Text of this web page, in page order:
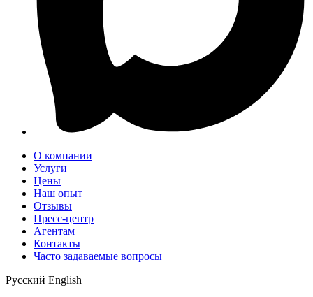
О компании
Услуги
Цены
Наш опыт
Отзывы
Пресс-центр
Агентам
Контакты
Часто задаваемые вопросы
Русский English